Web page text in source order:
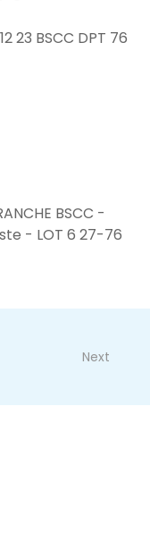
23 BSCC DPT 76
BSCC -
- LOT 6 27-76
Next